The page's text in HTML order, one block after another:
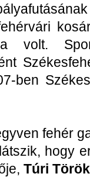
volt.
ben
fehér
hogy
Túri